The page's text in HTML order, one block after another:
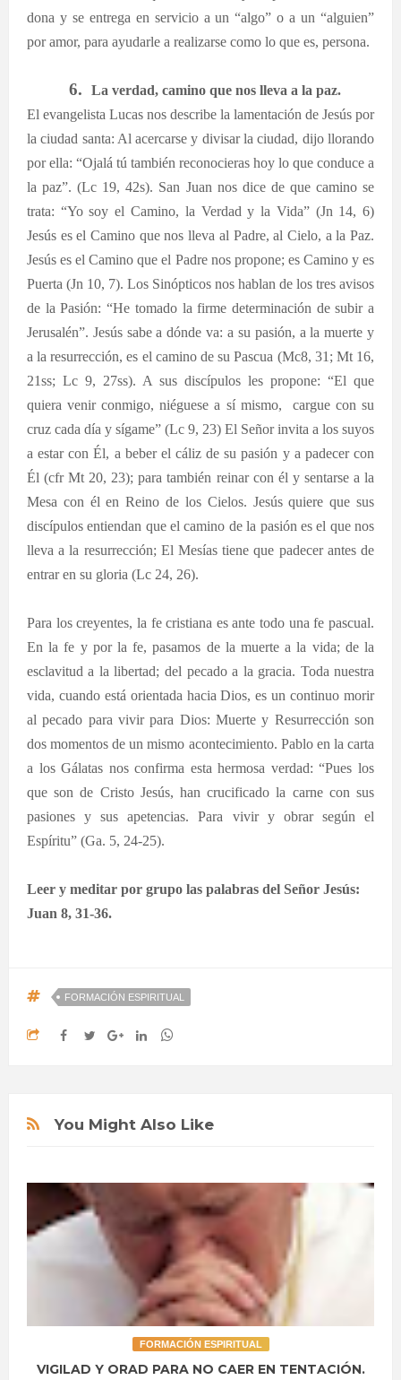
dona y se entrega en servicio a un “algo” o a un “alguien”
por amor, para ayudarle a realizarse como lo que es, persona.
6.
La verdad, camino que nos lleva a la paz.
El evangelista Lucas nos describe la lamentación de Jesús por
la ciudad santa: Al acercarse y divisar la ciudad, dijo llorando
por ella: “Ojalá tú también reconocieras hoy lo que conduce a
la paz”. (Lc 19, 42s). San Juan nos dice de que camino se
trata: “Yo soy el Camino, la Verdad y la Vida” (Jn 14, 6)
Jesús es el Camino que nos lleva al Padre, al Cielo, a la Paz.
Jesús es el Camino que el Padre nos propone; es Camino y es
Puerta (Jn 10, 7). Los Sinópticos nos hablan de los tres avisos
de la Pasión: “He tomado la firme determinación de subir a
Jerusalén”. Jesús sabe a dónde va: a su pasión, a la muerte y
a la resurrección, es el camino de su Pascua (Mc8, 31; Mt 16,
21ss; Lc 9, 27ss). A sus discípulos les propone: “El que
quiera venir conmigo, niéguese a sí mismo,
cargue con su
cruz cada día y sígame” (Lc 9, 23) El Señor invita a los suyos
a estar con Él, a beber el cáliz de su pasión y a padecer con
Él (cfr Mt 20, 23); para también reinar con él y sentarse a la
Mesa con él en Reino de los Cielos. Jesús quiere que sus
discípulos entiendan que el camino de la pasión es el que nos
lleva a la resurrección; El Mesías tiene que padecer antes de
entrar en su gloria (Lc 24, 26).
Para los creyentes, la fe cristiana es ante todo una fe pascual.
En la fe y por la fe, pasamos de la muerte a la vida; de la
esclavitud a la libertad; del pecado a la gracia. Toda nuestra
vida, cuando está orientada hacia Dios, es un continuo morir
al pecado para vivir para Dios: Muerte y Resurrección son
dos momentos de un mismo acontecimiento. Pablo en la carta
a los Gálatas nos confirma esta hermosa verdad: “Pues los
que son de Cristo Jesús, han crucificado la carne con sus
pasiones y sus apetencias. Para vivir y obrar según el
Espíritu” (Ga. 5, 24-25).
Leer y meditar por grupo las palabras del Señor Jesús:
Juan 8, 31-36.
FORMACIÓN ESPIRITUAL
You Might Also Like
FORMACIÓN ESPIRITUAL
VIGILAD Y ORAD PARA NO CAER EN TENTACIÓN.